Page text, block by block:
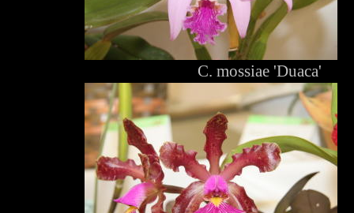
C. mossiae 'Duaca'